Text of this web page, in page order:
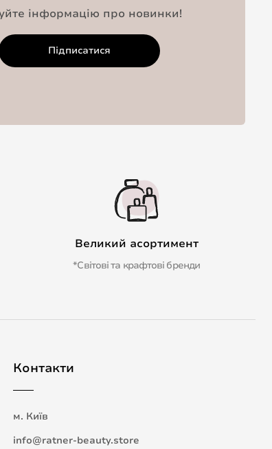
інформацію про новинки!
Підписатися
Великий асортимент
*Світові та крафтові бренди
Контакти
м. Київ
info@ratner-beauty.store